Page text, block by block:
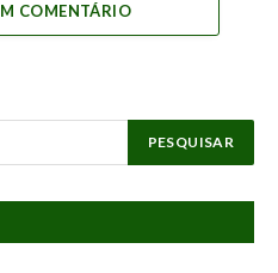
COMENTÁRIO